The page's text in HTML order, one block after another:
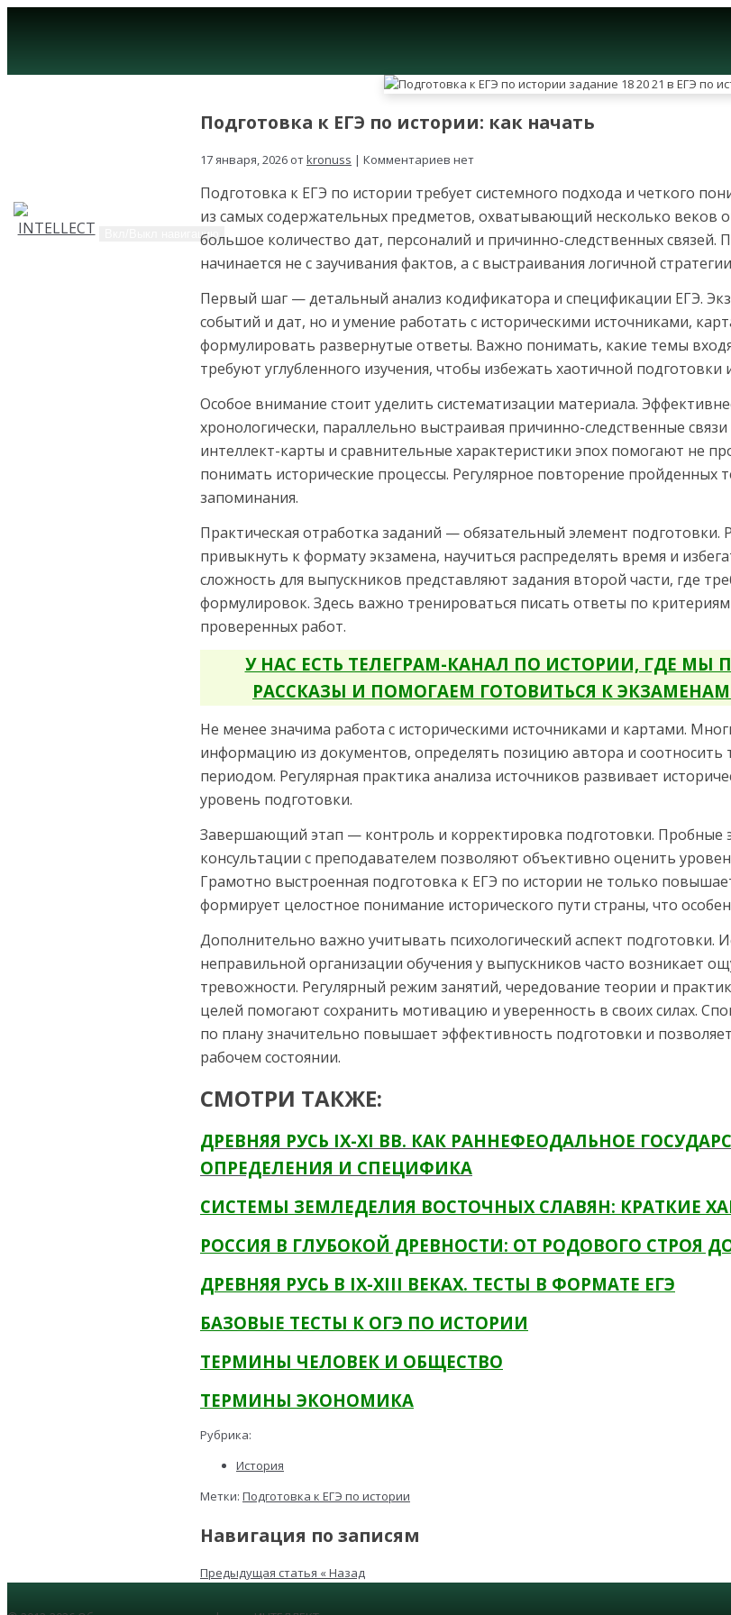
Вкл/Выкл навигацию
Подготовка к ЕГЭ по истории: как начать
17 января, 2026 отkronuss | Комментариев нет
Подготовка к ЕГЭ по истории требует системного подхода и четкого
из самых содержательных предметов, охватывающий несколько веков
большое количество дат, персоналий и причинно-следственных связей.
начинается не с заучивания фактов, а с выстраивания логичной
Первый шаг — детальный анализ кодификатора и спецификации ЕГЭ.
событий и дат, но и умение работать с историческими источниками,
формулировать развернутые ответы. Важно понимать, какие темы
требуют углубленного изучения, чтобы избежать хаотичной
Особое внимание стоит уделить систематизации материала.
хронологически, параллельно выстраивая причинно-следственные
интеллект-карты и сравнительные характеристики эпох помогают не
понимать исторические процессы. Регулярное повторение
запоминания.
Практическая отработка заданий — обязательный элемент
привыкнуть к формату экзамена, научиться распределять время и
сложность для выпускников представляют задания второй части, где
формулировок. Здесь важно тренироваться писать ответы по
проверенных работ.
У НАС ЕСТЬ ТЕЛЕГРАМ-КАНАЛ ПО ИСТОРИИ, ГДЕ
РАССКАЗЫ И ПОМОГАЕМ ГОТОВИТЬСЯ К
Не менее значима работа с историческими источниками и картами.
информацию из документов, определять позицию автора и соотносить
периодом. Регулярная практика анализа источников развивает
уровень подготовки.
Завершающий этап — контроль и корректировка подготовки. Пробные
консультации с преподавателем позволяют объективно оценить
Грамотно выстроенная подготовка к ЕГЭ по истории не только
формирует целостное понимание исторического пути страны, что
Дополнительно важно учитывать психологический аспект
неправильной организации обучения у выпускников часто возникает
тревожности. Регулярный режим занятий, чередование теории и
целей помогают сохранить мотивацию и уверенность в своих силах.
по плану значительно повышает эффективность подготовки и
рабочем состоянии.
СМОТРИ ТАКЖЕ:
ДРЕВНЯЯ РУСЬ IX-XI ВВ. КАК РАННЕФЕОДАЛЬНОЕ
ОПРЕДЕЛЕНИЯ И СПЕЦИФИКА
СИСТЕМЫ ЗЕМЛЕДЕЛИЯ ВОСТОЧНЫХ СЛАВЯН: КРАТКИЕ
РОССИЯ В ГЛУБОКОЙ ДРЕВНОСТИ: ОТ РОДОВОГО СТРОЯ
ДРЕВНЯЯ РУСЬ В IX-XIII ВЕКАХ. ТЕСТЫ В ФОРМАТЕ ЕГЭ
БАЗОВЫЕ ТЕСТЫ К ОГЭ ПО ИСТОРИИ
ТЕРМИНЫ ЧЕЛОВЕК И ОБЩЕСТВО
ТЕРМИНЫ ЭКОНОМИКА
Рубрика:
История
Метки: Подготовка к ЕГЭ по истории
Навигация по записям
Предыдущая статья « Назад